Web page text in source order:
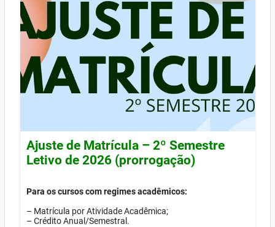
Ajuste de Matrícula – 2º Semestre
Letivo de 2026 (prorrogação)
Para os cursos com regimes acadêmicos:
– Matrícula por Atividade Acadêmica;
– Crédito Anual/Semestral.